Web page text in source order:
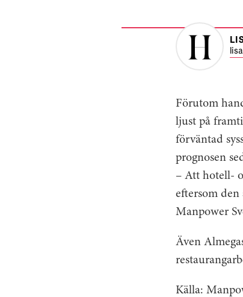
Förutom
ljust på
förväntad
prognosen
– Att hotell-
eftersom
Manpower
Även
Källa: